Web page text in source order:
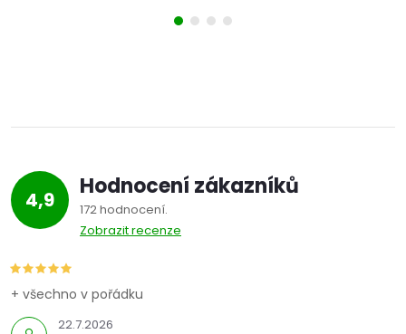
4,9 Hodnocení zákazníků
172 hodnocení
Zobrazit recenze
22.7.2026
+ všechno v pořádku